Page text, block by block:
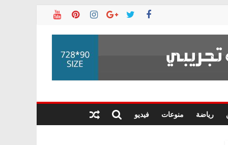
رياضة منوعات فيديو